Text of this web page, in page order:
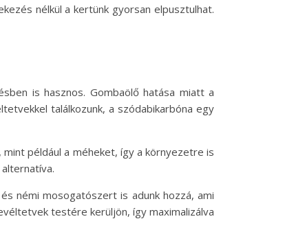
nélkül a kertünk gyorsan elpusztulhat.
is hasznos. Gombaölő hatása miatt a
találkozunk, a szódabikarbóna egy
például a méheket, így a környezetre is
némi mosogatószert is adunk hozzá, ami
testére kerüljön, így maximalizálva